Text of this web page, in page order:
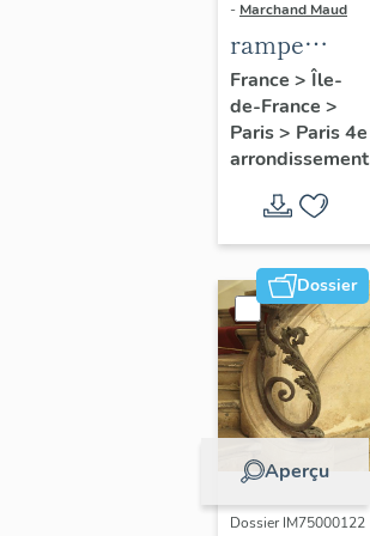
- Marchand Maud
rampe
d'appui,
escalier de
la maison à
cochère
dite hôtel
Charpentier
(non étudié)
France > Île-
de-France >
Paris> Paris 4e
arrondissement
Dossier
Aperçu
Dossier IM75000122